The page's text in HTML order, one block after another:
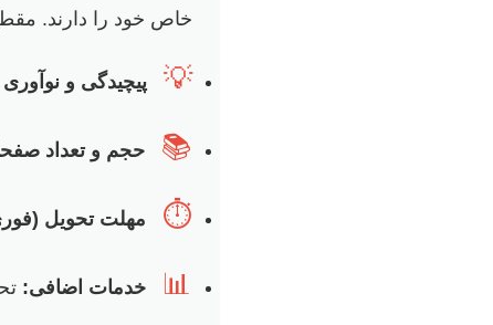
خاص خود را دارند.
💡 پیچیدگی و
📚 حجم و تعداد
⏱️ مهلت تحویل
📊 خدمات اضافی: